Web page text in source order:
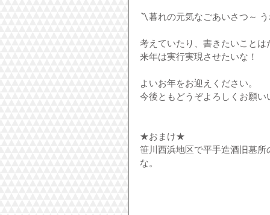
〽暮れの元気なごあいさつ～
考えていたり、書きたいこと
来年は実行実現させたいな！
よいお年をお迎えください。
今後ともどうぞよろしくお願い
★おまけ★
笹川西浜地区で平手造酒旧墓
な。